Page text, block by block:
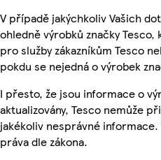
V případě jakýchkoliv Vašich
ohledně výrobků značky
pro služby zákazníkům Tesco
pokdu se nejedná o výrobek
I přesto, že jsou informace o
aktualizovány, Tesco nemůže
jakékoliv nesprávné informace.
práva dle zákona.